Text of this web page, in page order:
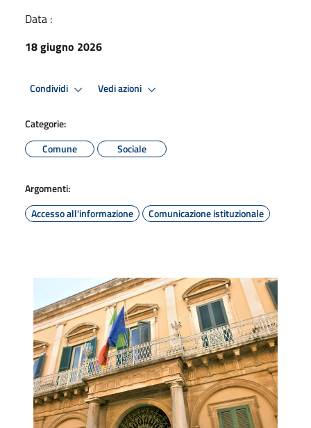
Data :
18 giugno 2026
Condividi Vedi azioni
Categorie:
Comune
Sociale
Argomenti:
Accesso all'informazione
Comunicazione istituzionale